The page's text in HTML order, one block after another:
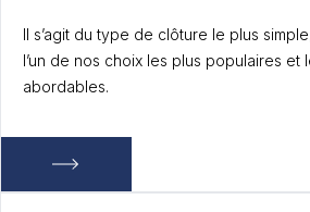
Il s’agit du type de clôture le plus
l’un de nos choix les plus populaires et
abordables.